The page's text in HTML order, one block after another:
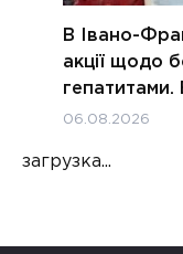
В Івано-
акції щодо
гепатитами.
06.08.2026
загрузка...